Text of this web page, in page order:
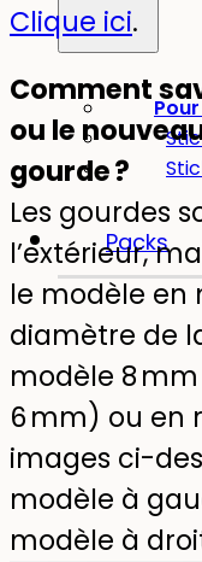
Packs
Clique ici.
Comment
ou le
gourde ?
Les gourdes
l’extérieur,
le modèle en
diamètre de
modèle 8
6 mm) ou en
images ci-
modèle à
modèle à